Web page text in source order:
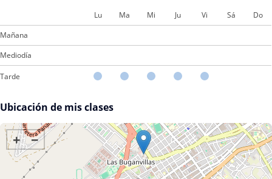
Lu Ma Mi Ju Vi Sá
Do
Mañana
Mediodía
Tarde
Ubicación de mis clases
+ −